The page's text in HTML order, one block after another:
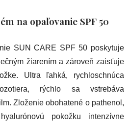
na opaľovanie SPF 50
SUN CARE SPF 50 poskytuje
žiarením a zároveň zaisťuje
Ultra ľahká, rychloschnúca
rýchlo sa vstrebáva
Zloženie obohatené o pathenol,
pokožku intenzívne